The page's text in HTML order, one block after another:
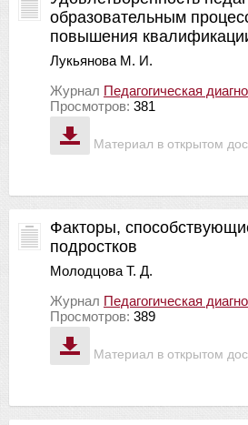
Материал в открытом
образовательным
повышения
Лукьянова М. И.
Журнал Педагогическая
Просмотров: 381
Материал в открытом
Факторы,
подростков
Молодцова Т. Д.
Журнал Педагогическая
Просмотров: 389